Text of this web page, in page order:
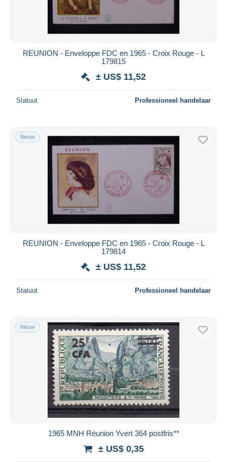
REUNION - Enveloppe FDC en 1965 - Croix Rouge - L
179815
± US$ 11,52
Statuut Professioneel handelaar
Nieuw
REUNION - Enveloppe FDC en 1965 - Croix Rouge - L
179814
± US$ 11,52
Statuut Professioneel handelaar
Nieuw
1965 MNH Réunion Yvert 364 postfris**
± US$ 0,35